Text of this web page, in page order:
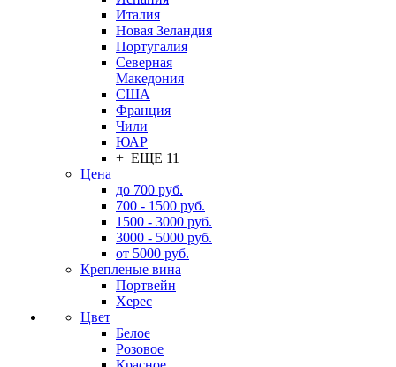
Италия
Новая Зеландия
Португалия
Северная
Македония
США
Франция
Чили
ЮАР
+ ЕЩЕ 11
Цена
до 700 руб.
700 - 1500 руб.
1500 - 3000 руб.
3000 - 5000 руб.
от 5000 руб.
Крепленые вина
Портвейн
Херес
Цвет
Белое
Розовое